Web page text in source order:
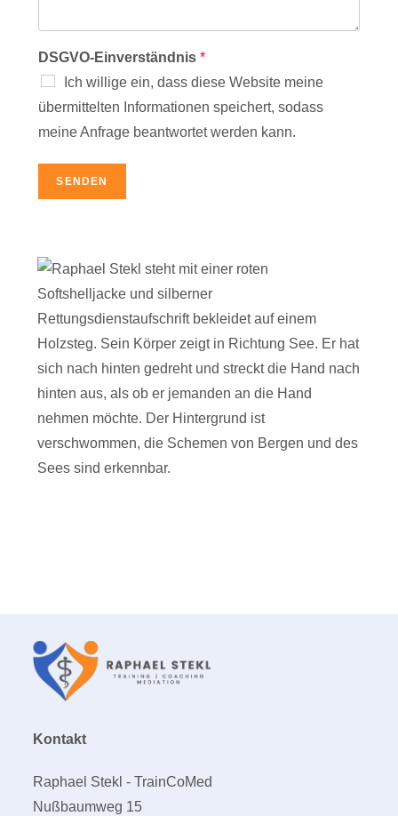
DSGVO-Einverständnis*
Ich willige ein, dass diese Website meine
übermittelten Informationen speichert, sodass
meine Anfrage beantwortet werden kann.
SENDEN
Kontakt
Raphael Stekl - TrainCoMed
Nußbaumweg 15